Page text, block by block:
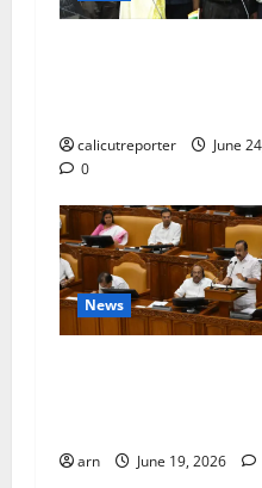
calicutreporter
June
0
News
arn June 19, 2026